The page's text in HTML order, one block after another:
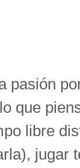
pasión
que
libre
jugar